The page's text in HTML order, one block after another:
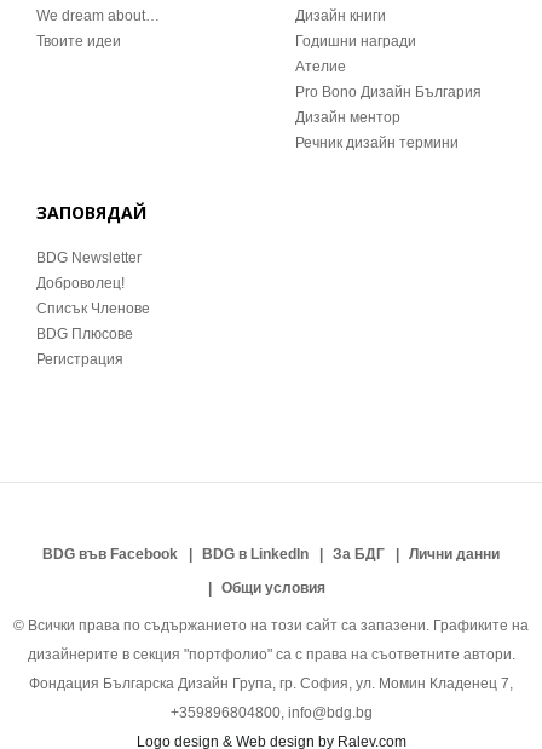
We dream about…
Твоите идеи
Дизайн книги
Годишни награди
Ателие
Pro Bono Дизайн България
Дизайн ментор
Речник дизайн термини
ЗАПОВЯДАЙ
BDG Newsletter
Доброволец!
Списък Членове
BDG Плюсове
Регистрация
BDG във Facebook BDG в LinkedIn За БДГ
Лични данни
Общи условия
© Всички права по съдържанието на този сайт са запазени. Графиките на
дизайнерите в секция "портфолио" са с права на съответните автори.
Фондация Българска Дизайн Група, гр. София, ул. Момин Кладенец 7,
+359896804800, info@bdg.bg
Logo design & Web design by Ralev.com